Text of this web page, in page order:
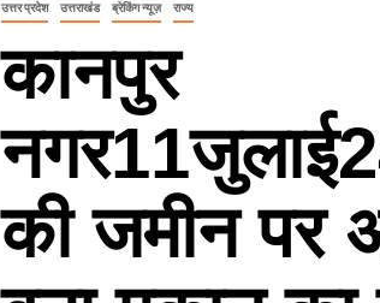
उत्तर प्रदेश उत्तराखंड ब्रेकिंग न्यूज़ राज्य
कानपुर
की जमीन पर